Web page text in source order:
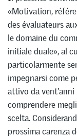
«Motivation,
des évaluateurs
le domaine du
initiale duale», al
particolarmente
impegnarsi come
attivo da
comprendere
scelta.
prossima carenza